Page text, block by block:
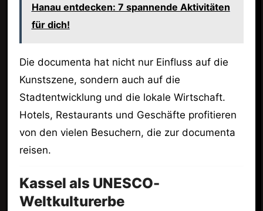
Hanau entdecken: 7 spannende Aktivitäten
für dich!
Die documenta hat nicht nur Einfluss auf die
Kunstszene, sondern auch auf die
Stadtentwicklung und die lokale Wirtschaft.
Hotels, Restaurants und Geschäfte profitieren
von den vielen Besuchern, die zur documenta
reisen.
Kassel als UNESCO-
Weltkulturerbe